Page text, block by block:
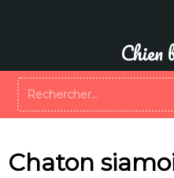
Chien
Chaton
Rechercher :